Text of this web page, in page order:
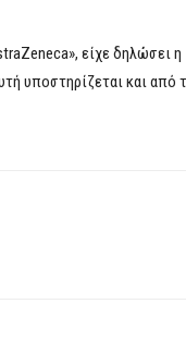
είχε δηλώσει η
υποστηρίζεται και από